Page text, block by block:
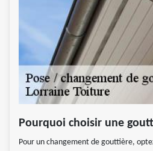
Pourquoi choisir une
Pour un changement de gouttière,